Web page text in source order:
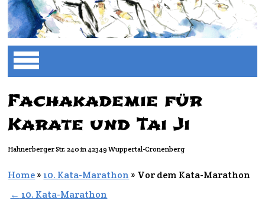
Fachakademie für
Karate und Tai Ji
Hahnerberger Str. 240 in 42349 Wuppertal-Cronenberg
Home» 10. Kata-Marathon » Vor dem Kata-Marathon
← 10. Kata-Marathon